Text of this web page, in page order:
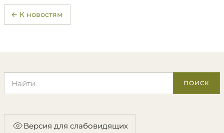
← К новостям
ПОИСК
Версия для слабовидящих